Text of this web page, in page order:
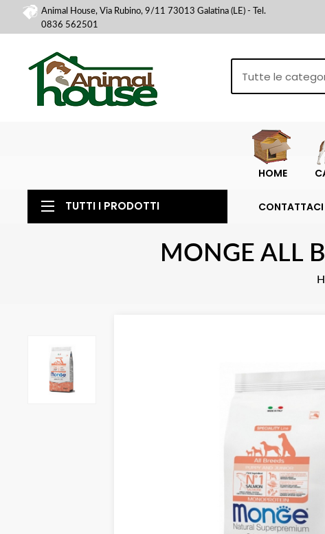
Animal House, Via Rubino, 9/11 73013 Galatina (LE) - Tel.
0836 562501
HOME
CONTATTACI
TUTTI I PRODOTTI
MONGE ALL